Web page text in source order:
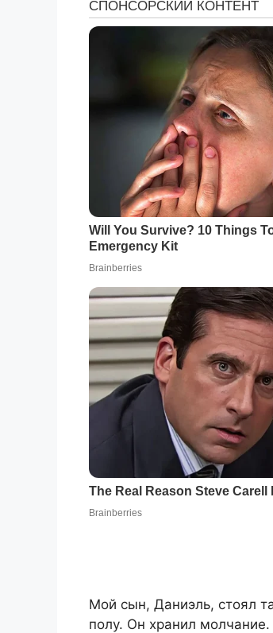
Мой сын, Даниэль, стоял
полу. Он хранил молчание.